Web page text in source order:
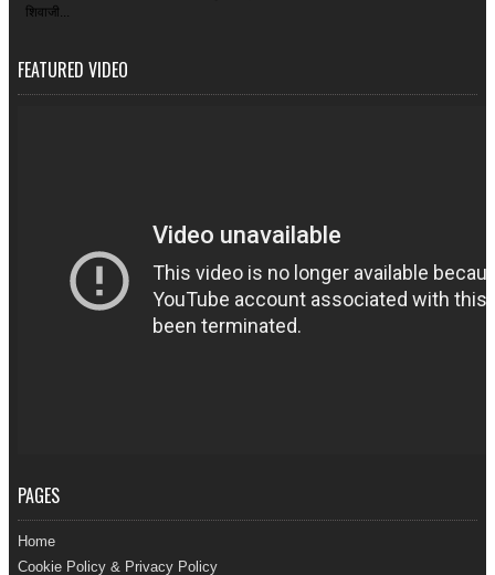
शिवाजी...
FEATURED VIDEO
PAGES
Home
Cookie Policy & Privacy Policy